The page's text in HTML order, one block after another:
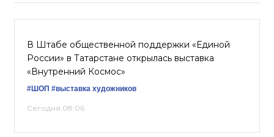
В Штабе общественной поддержки «Единой
России» в Татарстане открылась выставка
«Внутренний Космос»
#ШОП #выставка художников
Сегодня 08:06